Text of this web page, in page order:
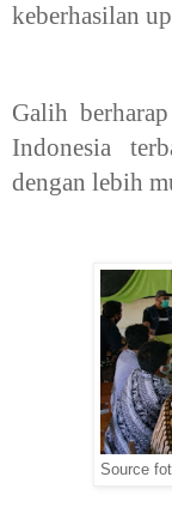
keberhasilan
Galih
Indonesia
dengan lebih
Source